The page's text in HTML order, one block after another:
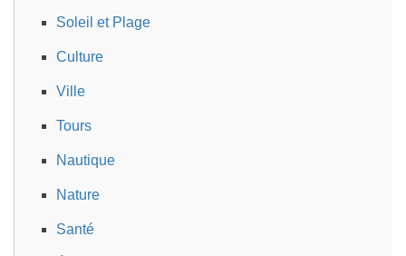
Soleil et Plage
Culture
Ville
Tours
Nautique
Nature
Santé